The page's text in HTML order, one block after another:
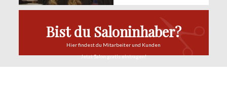
Bist du Saloninhaber?
Hier findest du Mitarbeiter und Kunden
Jetzt Salongratis eintragen!